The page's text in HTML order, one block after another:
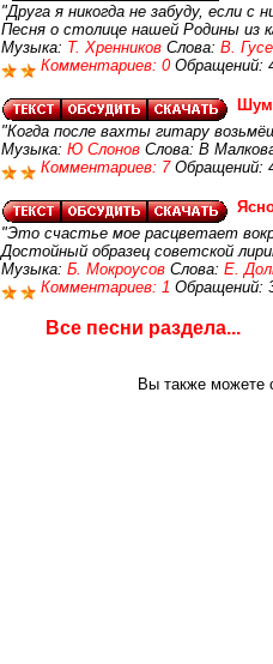
"Друга я никогда не забуду, если с
Песня о столице нашей Родины из
Музыка: Т. Хренников Слова: В.
Комментариев: 0 Обращений:
"Когда после вахты гитару
Музыка: Ю Слонов Слова: В
Комментариев: 7 Обращений:
"Это счастье мое расцветает
Достойный образец советской
Музыка: Б. Мокроусов Слова: Е.
Комментариев: 1 Обращений:
Все песни раздела...
Вы также можете